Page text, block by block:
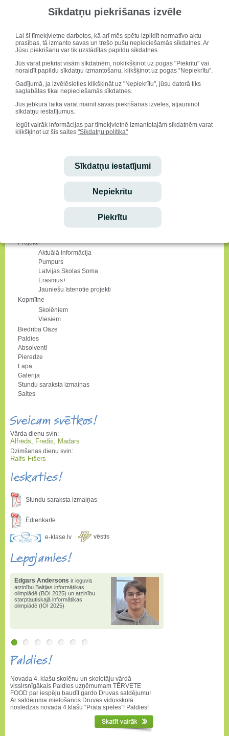
Sīkdatņu piekrišanas izvēle
Lai šī tīmekļvietne darbotos, kā arī mēs spētu izpildīt normatīvo aktu
prasības, tā izmanto savas un trešo pušu nepieciešamās sīkdatnes. Ar
Jūsu piekrišanu var tik uzstādītas papildu sīkdatnes.
Jūs varat piekrist visām sīkdatnēm, noklikšķinot uz pogas "Piekrītu" vai
noraidīt papildu sīkdatņu izmantošanu, klikšķinot uz pogas “Nepiekrītu”.
Gadījumā, ja izvēlēsieties klikšķināt uz "Nepiekrītu", jūsu datorā tiks
saglabātas tikai nepieciešamās sīkdatnes.
Jūs jebkurā laikā varat mainīt savas piekrišanas izvēles, atjauninot
sīkdatņu iestatījumus.
Iegūt vairāk informācijas par tīmekļvietnē izmantotajām sīkdatnēm varat
klikšķinot uz šīs saites "Sīkdatņu politika"
Sīkdatņu iestatījumi
Nepiekrītu
Piekrītu
Pirmsskola
Kontakti
Grupas un darbinieki
Dienas rits
Iespējas
Notikumi
Karjeras izglītība
Karjeras konsultācijas un pasākumu plāns
Aktuālā informācija
Izglītības un nodarbinātības iespējas
Aktuālie notikumi
Ārpusstundu nodarbību piedāvājums
Aktuālie notikumi
Deju kolektīvi
Tehniskā jaunrade
Projekti
Aktuālā informācija
Pumpurs
Latvijas Skolas Soma
Erasmus+
Jauniešu īstenotie projekti
Kopmītne
Skolēniem
Viesiem
Biedrība Oāze
Paldies
Absolventi
Pieredze
Lapa
Galerija
Stundu saraksta izmaiņas
Saites
Sveicam svētkos!
Vārda dienu svin:
Alfrēds, Fredis, Madars
Dzimšanas dienu svin:
Ralfs Fišers
Ieskaties!
Stundu saraksta izmaiņas
Ēdienkarte
e-klase.lv vēstis
Lepojamies!
Edgars Andersons ir ieguvis
atzinību Baltijas informātikas
olimpiādē (BOI 2025) un atzinību
starptautiskajā informātikas
olimpiādē (IOI 2025)
Paldies!
Novada 4. klašu skolēnu un skolotāju vārdā
vissirsnīgākais Paldies uzņēmumam TĒRVETE
FOOD par iespēju baudīt gardo Druvas saldējumu!
Ar saldējuma mielošanos Druvas vidusskolā
noslēdzās novada 4.klašu “Prāta spēles”! Paldies!